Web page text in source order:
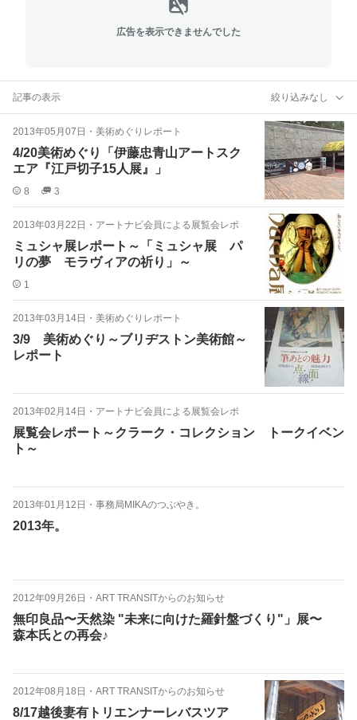
広告を表示できませんでした
記事の表示 絞り込みなし
2013年05月07日 ・ 美術めぐりレポート
4/20美術めぐり「伊藤忠青山アートスク
エア『江戸切子15人展』」
8 3
2013年03月22日 ・ アートナビ会員による展覧会レポ
ミュシャ展レポート～「ミュシャ展 パ
リの夢 モラヴィアの祈り」～
1
2013年03月14日 ・ 美術めぐりレポート
3/9 美術めぐり～ブリヂストン美術館～
レポート
2013年02月14日 ・ アートナビ会員による展覧会レポ
展覧会レポート～クラーク・コレクション トークイベン
ト～
2013年01月12日 ・ 事務局MIKAのつぶやき。
2013年。
2012年09月26日 ・ ART TRANSITからのお知らせ
無印良品〜天然染 "未来に向けた羅針盤づくり"」展〜
森本氏との再会♪
2012年08月18日 ・ ART TRANSITからのお知らせ
8/17越後妻有トリエンナーレバスツア